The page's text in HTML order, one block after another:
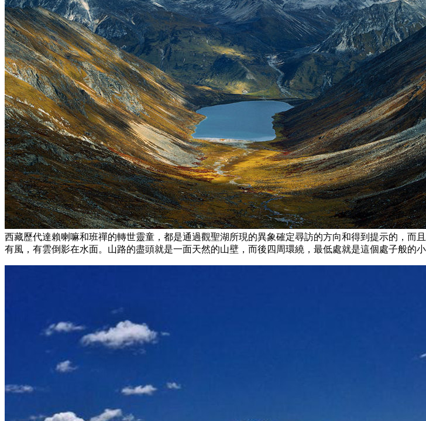
西藏歷代達賴喇嘛和班禪的轉世靈童，都是通過觀聖湖所現的異象確定尋訪的方向和得到提示的，
有風，有雲倒影在水面。山路的盡頭就是一面天然的山壁，而後四周環繞，最低處就是這個處子般的小